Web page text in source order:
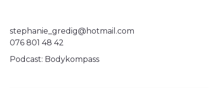
stephanie_gredig@hotmail.com
076 801 48 42
Podcast: Bodykompass